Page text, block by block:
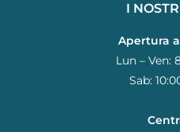
I
Apertura
Lun – Ven:
Sab: